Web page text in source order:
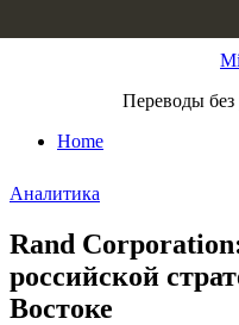
Переводы без
Home
Аналитика
Rand
российской
Востоке